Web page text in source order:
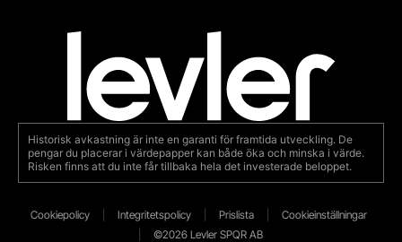
Historisk avkastning är inte en garanti för framtida utveckling. De
pengar du placerar i värdepapper kan både öka och minska i värde.
Risken finns att du inte får tillbaka hela det investerade beloppet.
Cookiepolicy Integritetspolicy Prislista
Cookieinställningar
©2026 Levler SPQR AB